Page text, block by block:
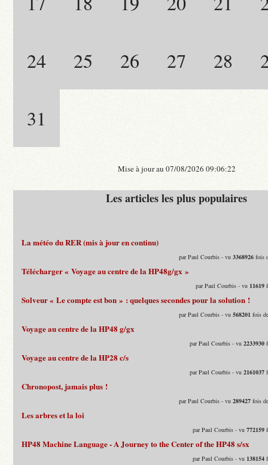
24 25 26 27 28
31
Mise à jour au 07/08/2026 09:06:22
Les articles les plus populaires
La météo du RER (mis à jour en continu)
par Paul Courbis - vu3368926 fois
Télécharger « Voyage au centre de la HP48g/gx »
par Paul Courbis - vu 11619
Solveur « Le compte est bon » : quelques secondes pour la solution !
par Paul Courbis - vu568201 fois
Voyage au centre de la HP48 g/gx
par Paul Courbis - vu2233930
Voyage au centre de la HP28 c/s
par Paul Courbis - vu2161037
Chronopost, jamais plus !
par Paul Courbis - vu289427 fois
Les arbres et la loi
par Paul Courbis - vu772159
HP48 Machine Language - A Journey to the Center of the HP48 s/sx
par Paul Courbis - vu 138154